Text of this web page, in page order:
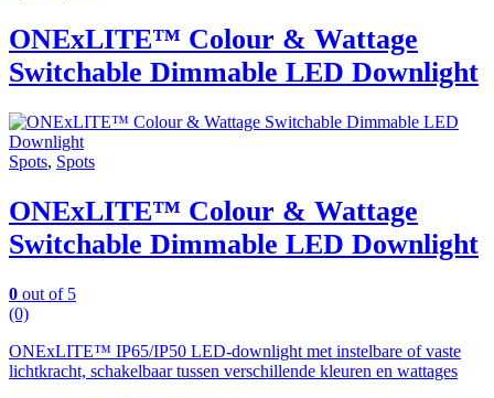
ONExLITE™ Colour & Wattage
Switchable Dimmable LED Downlight
Spots, Spots
ONExLITE™ Colour & Wattage
Switchable Dimmable LED Downlight
0 out of 5
(0)
ONExLITE™ IP65/IP50 LED-downlight met instelbare of vaste
lichtkracht, schakelbaar tussen verschillende kleuren en wattages